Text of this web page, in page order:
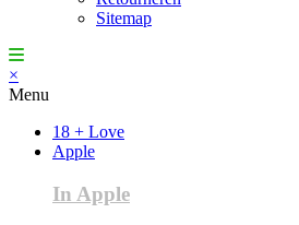
Sitemap
×
Menu
18 + Love
Apple
In Apple